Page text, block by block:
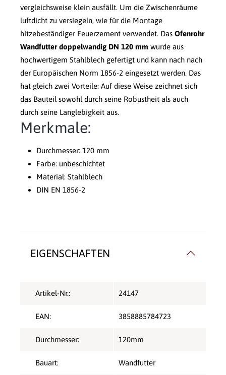
vergleichsweise klein ausfällt. Um die Zwischenräume
luftdicht zu versiegeln, wie für die Montage
hitzebeständiger Feuerzement verwendet. Das Ofenrohr
Wandfutter doppelwandig DN 120 mm wurde aus
hochwertigem Stahlblech gefertigt und kann nach nach
der Europäischen Norm 1856-2 eingesetzt werden. Das
hat gleich zwei Vorteile: Auf diese Weise zeichnet sich
das Bauteil sowohl durch seine Robustheit als auch
durch seine Langlebigkeit aus.
Merkmale:
Durchmesser: 120 mm
Farbe: unbeschichtet
Material: Stahlblech
DIN EN 1856-2
EIGENSCHAFTEN
Artikel-Nr.: 24147
EAN: 3858885784723
Durchmesser: 120mm
Bauart: Wandfutter